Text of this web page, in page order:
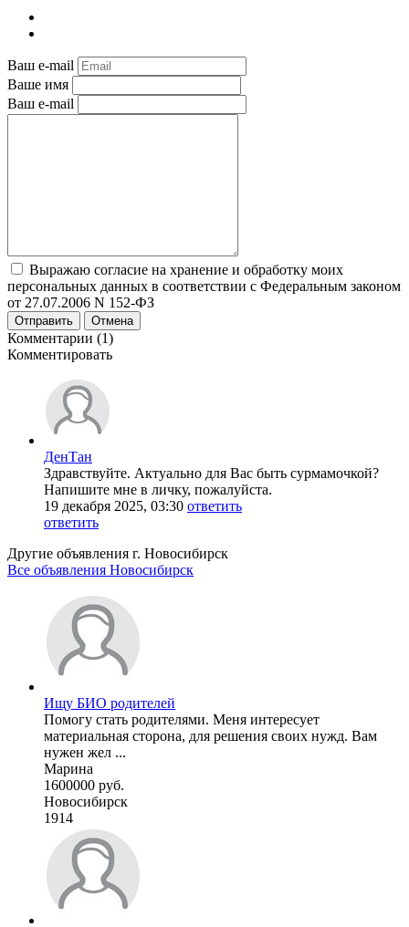
Ваш e-mail
Ваше имя
Ваш e-mail
Выражаю согласие на хранение и обработку моих
персональных данных в соответствии с Федеральным законом
от 27.07.2006 N 152-ФЗ
Отправить Отмена
Комментарии (1)
Комментировать
ДенТан
Здравствуйте. Актуально для Вас быть сурмамочкой?
Напишите мне в личку, пожалуйста.
19 декабря 2025, 03:30 ответить
ответить
Другие объявления г. Новосибирск
Все объявления Новосибирск
Ищу БИО родителей
Помогу стать родителями. Меня интересует
материальная сторона, для решения своих нужд. Вам
нужен жел ...
Марина
1600000 руб.
Новосибирск
1914